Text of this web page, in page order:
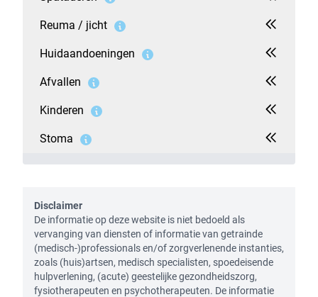
Reuma / jicht
Huidaandoeningen
Afvallen
Kinderen
Stoma
Disclaimer
De informatie op deze website is niet bedoeld als
vervanging van diensten of informatie van getrainde
(medisch-)professionals en/of zorgverlenende instanties,
zoals (huis)artsen, medisch specialisten, spoedeisende
hulpverlening, (acute) geestelijke gezondheidszorg,
fysiotherapeuten en psychotherapeuten. De informatie